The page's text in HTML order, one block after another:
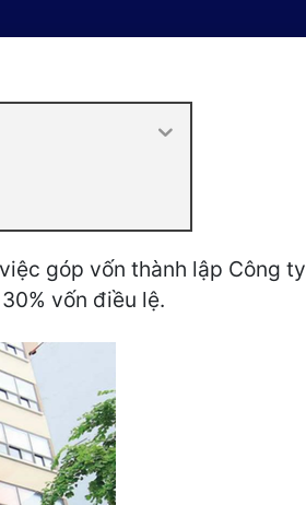
góp vốn thành lập Công ty
vốn điều lệ.